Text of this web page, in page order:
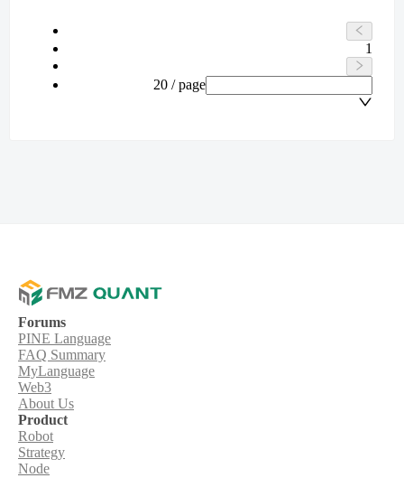
1
20 / page
Forums
PINE Language
FAQ Summary
MyLanguage
Web3
About Us
Product
Robot
Strategy
Node